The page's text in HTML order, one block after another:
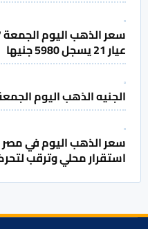
عيار 21 يسجل 5980 جنيها
الجنيه الذهب اليوم الجمعة فى
استقرار محلي وترقب